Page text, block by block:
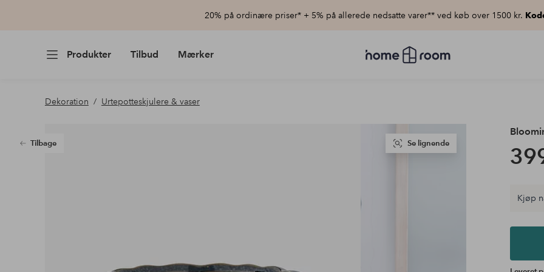
20% på ordinære priser* + 5% på allerede nedsatte varer** ved køb over 1500 kr.
Produkter Tilbud Mærker
Homeroom
–
Dekoration Urtepotteskjulere & vaser
Tilbage Se lignende
Kjøp